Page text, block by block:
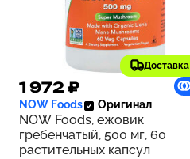
Доставка
1 972 ₽
NOW Foods Оригинал
NOW Foods, ежовик
гребенчатый, 500 мг, 60
растительных капсул